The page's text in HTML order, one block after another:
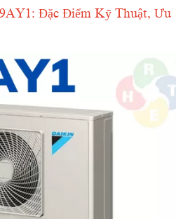
Đặc Điểm Kỹ Thuật, Ưu